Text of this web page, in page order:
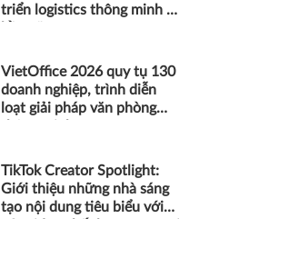
triển logistics thông minh và
VietOffice 2026 quy tụ 130
doanh nghiệp, trình diễn
loạt giải pháp văn phòng
TikTok Creator Spotlight:
Giới thiệu những nhà sáng
tạo nội dung tiêu biểu với